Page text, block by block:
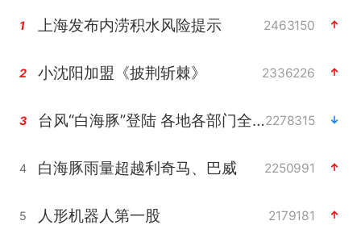
1 上海发布内涝积水风险提示 2463150
2 小沈阳加盟《披荆斩棘》 2336226
3 台风“白海豚”登陆 各地各部门全力应对2278315
4 白海豚雨量超越利奇马、巴威 2250991
5 人形机器人第一股 2179181